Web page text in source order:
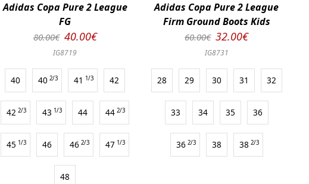
Adidas Copa Pure 2 League
FG
80.00€ 40.00€
IG8719
40 40 2/3 41 1/3 42
42 2/3 43 1/3 44 44 2/3
45 1/3 46 46 2/3 47 1/3
48
Adidas Copa Pure 2 League
Firm Ground Boots Kids
60.00€ 32.00€
IG8731
28 29 30 31 32
33 34 35 36
36 2/3 38 38 2/3